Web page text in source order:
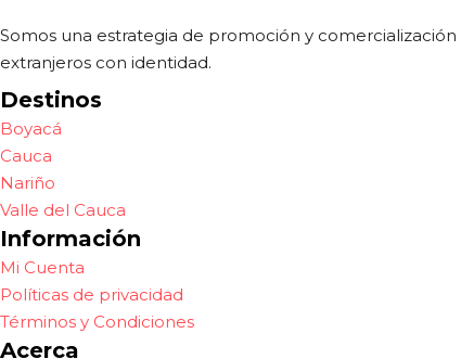
Somos una estrategia de promoción y
extranjeros con identidad.
Destinos
Boyacá
Cauca
Nariño
Valle del Cauca
Información
Mi Cuenta
Políticas de privacidad
Términos y Condiciones
Acerca